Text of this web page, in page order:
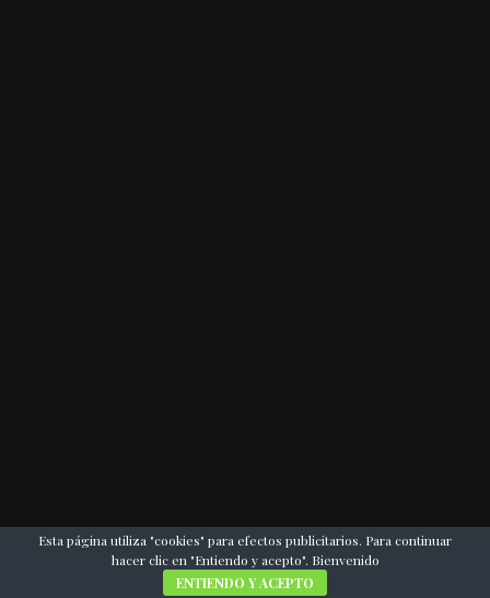
Esta página utiliza "cookies" para efectos publicitarios. Para continuar
hacer clic en "Entiendo y acepto". Bienvenido
ENTIENDO Y ACEPTO